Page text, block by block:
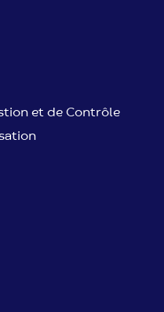
et de Contrôle